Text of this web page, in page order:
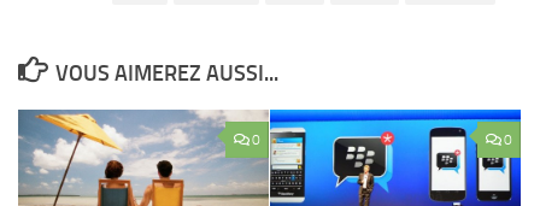
VOUS AIMEREZ AUSSI...
0 0